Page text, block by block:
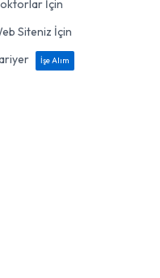
İçin
Siteniz İçin
İşe Alım